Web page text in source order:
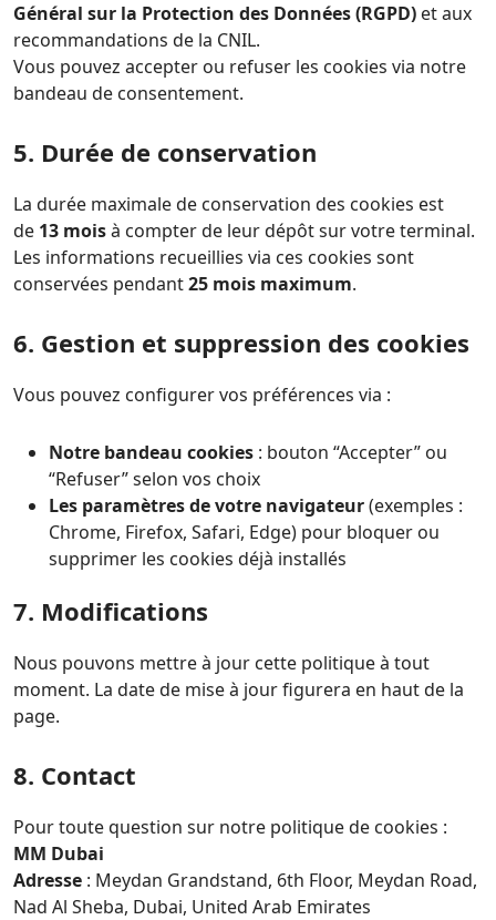
Général sur la Protection des Données (RGPD) et aux
recommandations de la CNIL.
Vous pouvez accepter ou refuser les cookies via notre
bandeau de consentement.
5. Durée de conservation
La durée maximale de conservation des cookies est
de 13 moisà compter de leur dépôt sur votre terminal.
Les informations recueillies via ces cookies sont
conservées pendant25 mois maximum.
6. Gestion et suppression des cookies
Vous pouvez configurer vos préférences via :
Notre bandeau cookies : bouton “Accepter” ou
“Refuser” selon vos choix
Les paramètres de votre navigateur(exemples :
Chrome, Firefox, Safari, Edge) pour bloquer ou
supprimer les cookies déjà installés
7. Modifications
Nous pouvons mettre à jour cette politique à tout
moment. La date de mise à jour figurera en haut de la
page.
8. Contact
Pour toute question sur notre politique de cookies :
MM Dubai
Adresse : Meydan Grandstand, 6th Floor, Meydan Road,
Nad Al Sheba, Dubai, United Arab Emirates